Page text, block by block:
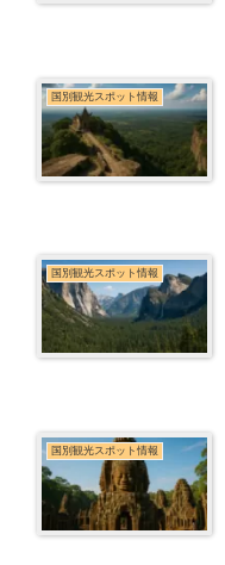
国別観光スポット情報
国別観光スポット情報
国別観光スポット情報